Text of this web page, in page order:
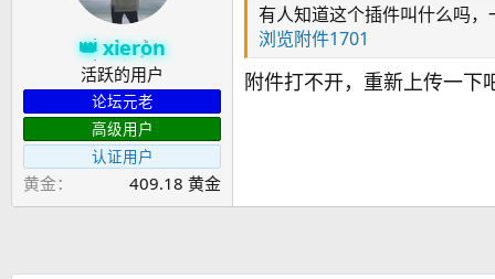
xieron
活跃的用户
论坛元老
高级用户
认证用户
黄金 409.18 黄金
有人知道这个插件叫什么吗
浏览附件1701
附件打不开，重新上传一下